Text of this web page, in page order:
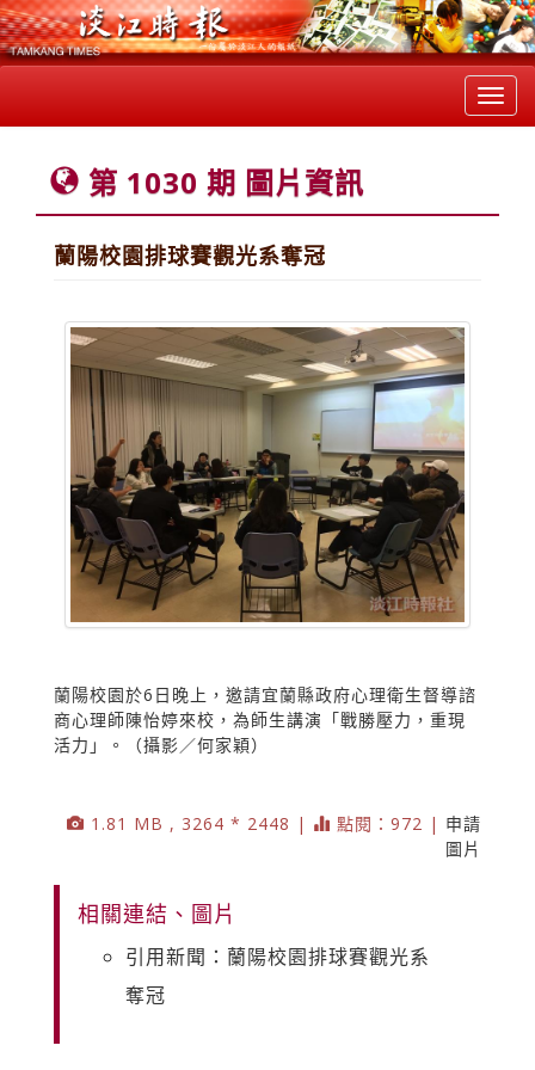
第 1030 期 圖片資訊
蘭陽校園排球賽觀光系奪冠
蘭陽校園於6日晚上，邀請宜蘭縣政府心理衛生督導諮
商心理師陳怡婷來校，為師生講演「戰勝壓力，重現
活力」。（攝影／何家穎）
1.81 MB , 3264 * 2448 | 點閱：972 | 申請
圖片
相關連結、圖片
引用新聞：蘭陽校園排球賽觀光系
奪冠